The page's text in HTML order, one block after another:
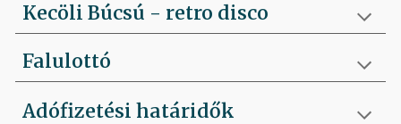
Kecöli Búcsú - retro disco
Falulottó
Adófizetési határidők